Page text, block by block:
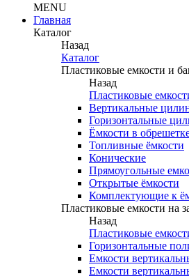
MENU
Главная
Каталог
Назад
Каталог
Пластиковые емкости и
Назад
Пластиковые
Вертикальные
Горизонтальные
Ёмкости в
Топливные ёмкости
Конические
Прямоугольные
Открытые ёмкости
Комплектующие к
Пластиковые емкости на
Назад
Пластиковые
Горизонтальные
Емкости
Емкости